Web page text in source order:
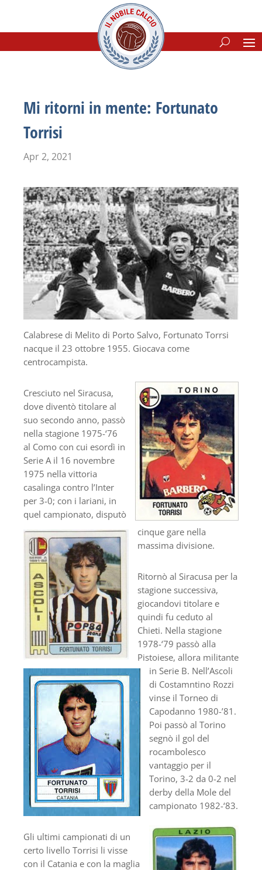
Mi ritorni in mente: Fortunato
Torrisi
Apr 2, 2021
Calabrese di Melito di Porto Salvo, Fortunato Torrsi
nacque il 23 ottobre 1955. Giocava come
centrocampista.
Cresciuto nel Siracusa,
dove diventò titolare al
suo secondo anno, passò
nella stagione 1975-‘76
al Como con cui esordì in
Serie A il 16 novembre
1975 nella vittoria
casalinga contro l’Inter
per 3-0; con i lariani, in
quel campionato, disputò
cinque gare nella
massima divisione.
Ritornò al Siracusa per la
stagione successiva,
giocandovi titolare e
quindi fu ceduto al
Chieti. Nella stagione
1978-‘79 passò alla
Pistoiese, allora militante
in Serie B. Nell’Ascoli
di Costamntino Rozzi
vinse il Torneo di
Capodanno 1980-’81.
Poi passò al Torino
segnò il gol del
rocambolesco
vantaggio per il
Torino, 3-2 da 0-2 nel
derby della Mole del
campionato 1982-‘83.
Gli ultimi campionati di un
certo livello Torrisi li visse
con il Catania e con la maglia